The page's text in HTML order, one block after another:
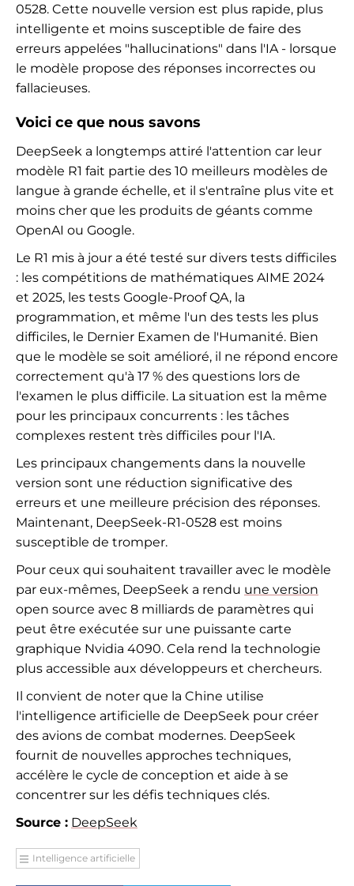
0528. Cette nouvelle version est plus rapide, plus
intelligente et moins susceptible de faire des
erreurs appelées "hallucinations" dans l'IA - lorsque
le modèle propose des réponses incorrectes ou
fallacieuses.
Voici ce que nous savons
DeepSeek a longtemps attiré l'attention car leur
modèle R1 fait partie des 10 meilleurs modèles de
langue à grande échelle, et il s'entraîne plus vite et
moins cher que les produits de géants comme
OpenAI ou Google.
Le R1 mis à jour a été testé sur divers tests difficiles
: les compétitions de mathématiques AIME 2024
et 2025, les tests Google-Proof QA, la
programmation, et même l'un des tests les plus
difficiles, le Dernier Examen de l'Humanité. Bien
que le modèle se soit amélioré, il ne répond encore
correctement qu'à 17 % des questions lors de
l'examen le plus difficile. La situation est la même
pour les principaux concurrents : les tâches
complexes restent très difficiles pour l'IA.
Les principaux changements dans la nouvelle
version sont une réduction significative des
erreurs et une meilleure précision des réponses.
Maintenant, DeepSeek-R1-0528 est moins
susceptible de tromper.
Pour ceux qui souhaitent travailler avec le modèle
par eux-mêmes, DeepSeek a rendu une version
open source avec 8 milliards de paramètres qui
peut être exécutée sur une puissante carte
graphique Nvidia 4090. Cela rend la technologie
plus accessible aux développeurs et chercheurs.
Il convient de noter que la Chine utilise
l'intelligence artificielle de DeepSeek pour créer
des avions de combat modernes. DeepSeek
fournit de nouvelles approches techniques,
accélère le cycle de conception et aide à se
concentrer sur les défis techniques clés.
Source : DeepSeek
Intelligence artificielle